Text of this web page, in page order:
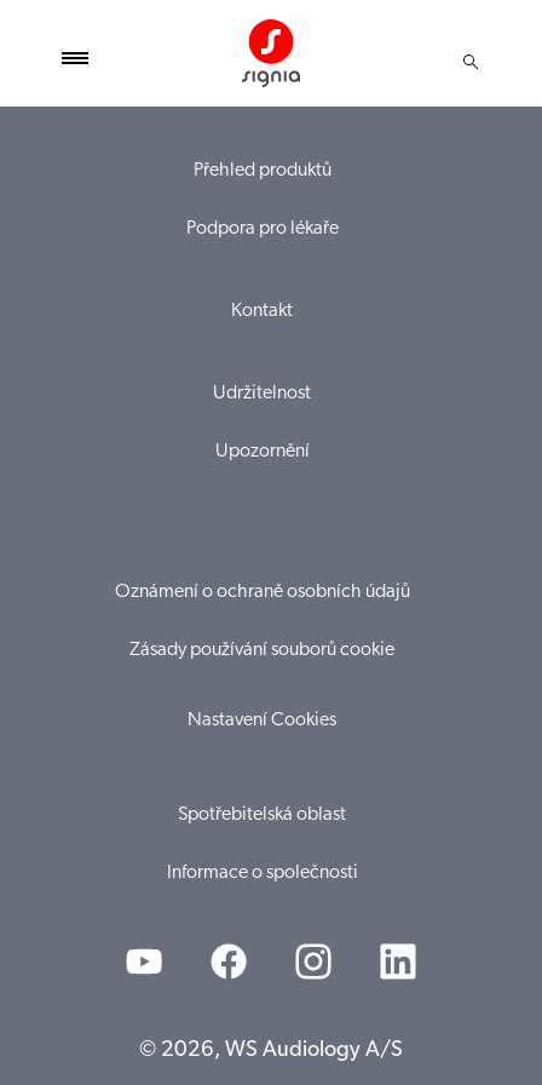
Přehled produktů
Podpora pro lékaře
Kontakt
Udržitelnost
Upozornění
Oznámení o ochraně osobních údajů
Zásady používání souborů cookie
Nastavení Cookies
Spotřebitelská oblast
Informace o společnosti
© 2026, WS Audiology A/S